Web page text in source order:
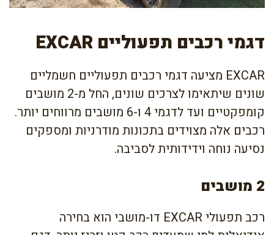
דגמי רכבים תפעוליים EXCAR
EXCAR מציעה דגמי רכבים תפעוליים חשמליים
שונים שיתאימו לצרכים שונים, החל מ-2 מושבים
קומפקטיים ועד לדגמי 4 ו-6 מושבים מרווחים יותר.
רכבים אלה מצוידים בתכונות מודרניות ומספקים
נסיעה נוחה וידידותית לסביבה.
2 מושבים
רכב תפעולי EXCAR דו-מושבי הוא בחירה